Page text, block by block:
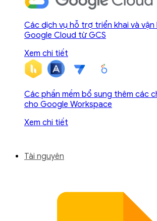
Các dịch vụ hỗ trợ triển khai và vận
Google Cloud từ GCS
Xem chi tiết
Các phần mềm bổ sung thêm các
cho Google Workspace
Xem chi tiết
Tài nguyên